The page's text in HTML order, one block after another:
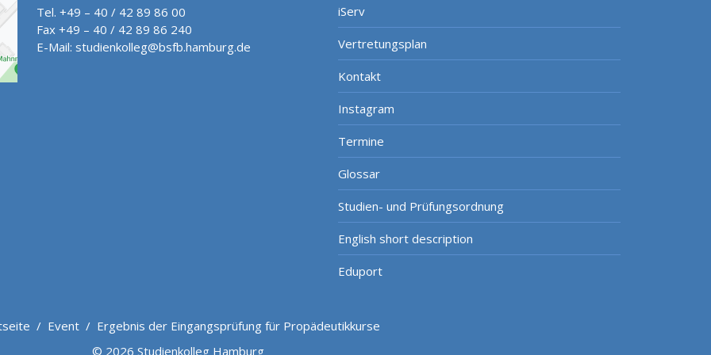
Tel. +49 – 40 / 42 89 86 00
Fax +49 – 40 / 42 89 86 240
E-Mail: studienkolleg@bsfb.hamburg.de
iServ
Vertretungsplan
Kontakt
Instagram
Termine
Glossar
Studien- und Prüfungsordnung
English short description
Eduport
/ Event / Ergebnis der Eingangsprüfung für Propädeutikkurse
© 2026 Studienkolleg Hamburg